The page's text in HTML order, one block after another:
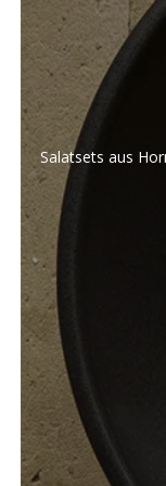
Weihnachtsdekoration
Mandel Geschenk
Salatsets aus